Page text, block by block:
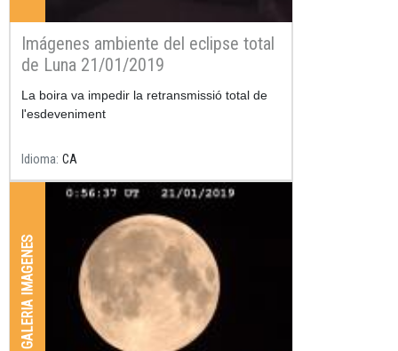
Imágenes ambiente del eclipse total
de Luna 21/01/2019
La boira va impedir la retransmissió total de
l'esdeveniment
Idioma CA
GALERIA IMAGENES